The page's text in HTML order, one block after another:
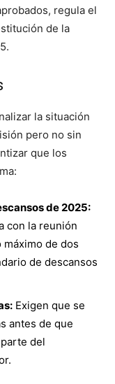
regula el
de la
la situación
pero no sin
que los
de 2025:
con la reunión
de dos
de descansos
Exigen que se
antes de que
del